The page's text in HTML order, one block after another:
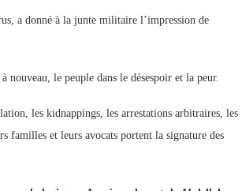
a donné à la junte militaire l’impression de
le peuple dans le désespoir et la peur.
les kidnappings, les arrestations arbitraires, les
familles et leurs avocats portent la signature des